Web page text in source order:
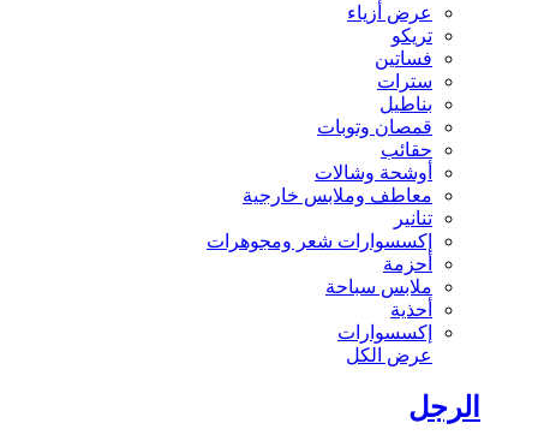
عرض أزياء
تريكو
فساتين
سترات
بناطيل
قمصان وتوبات
حقائب
أوشحة وشالات
معاطف وملابس خارجية
تنانير
إكسسوارات شعر ومجوهرات
أحزمة
ملابس سباحة
أحذية
إكسسوارات
عرض الكل
الرجل